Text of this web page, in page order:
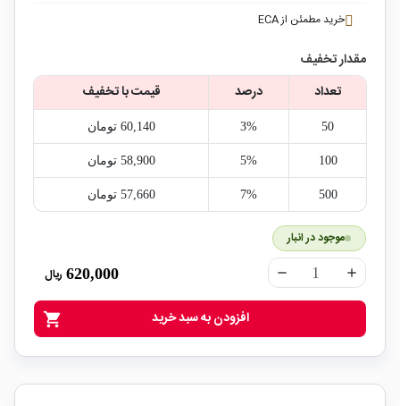
خرید مطمئن از ECA
مقدار تخفیف
تعداد
درصد قیمت با تخفیف
50
3% 60,140‎ تومان
100
5% 58,900‎ تومان
500
7% 57,660‎ تومان
موجود در انبار
remove add
620,000 ریال
shopping_cart افزودن به سبد خرید